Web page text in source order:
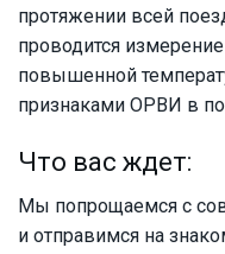
протяжении всей
проводится
повышенной
признаками ОРВИ в
Что вас ждет:
Мы попрощаемся с
и отправимся на